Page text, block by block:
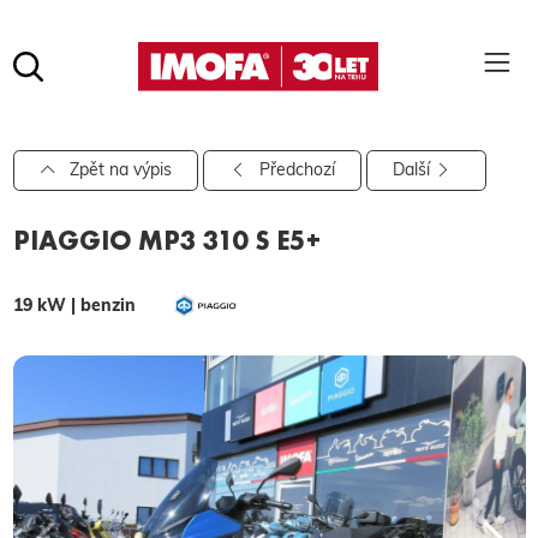
hledat
Pro vyhledávání zadejte alespoň 3 znaky.
Zpět na výpis Předchozí Další
PIAGGIO MP3 310 S E5+
19 kW | benzin